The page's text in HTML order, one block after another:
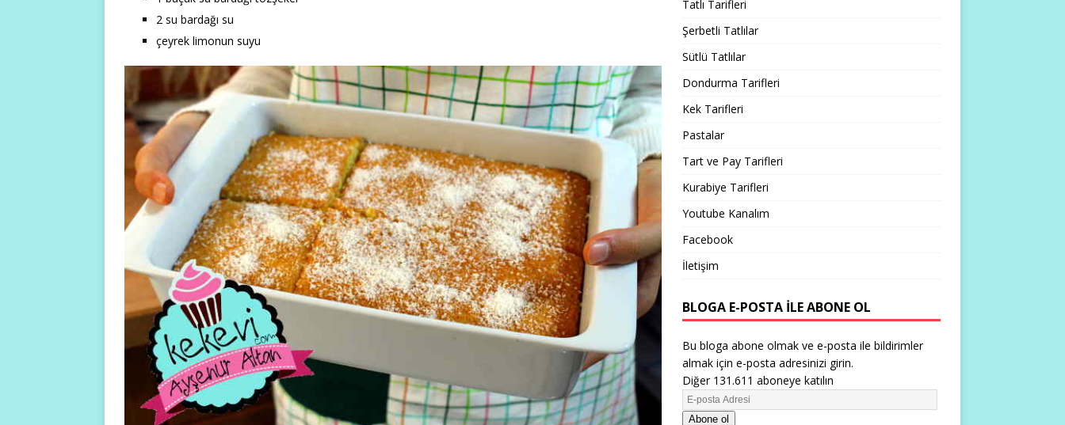
2 su bardağı su
çeyrek limonun suyu
Tatlı Tarifleri
Şerbetli Tatlılar
Sütlü Tatlılar
Dondurma Tarifleri
Kek Tarifleri
Pastalar
Tart ve Pay Tarifleri
Kurabiye Tarifleri
Youtube Kanalım
Facebook
İletişim
BLOGA E-POSTA ILE ABONE OL
Bu bloga abone olmak ve e-posta ile bildirimler
almak için e-posta adresinizi girin.
Diğer 131.611 aboneye katılın
Abone ol